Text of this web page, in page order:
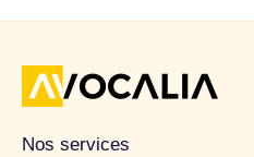
Nos services